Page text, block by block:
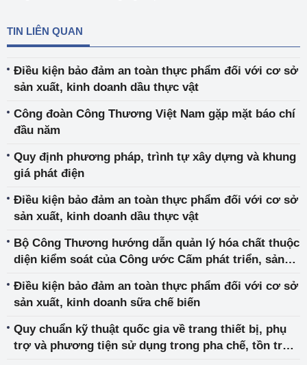
TIN LIÊN QUAN
Điều kiện bảo đảm an toàn thực phẩm đối với cơ sở
sản xuất, kinh doanh dầu thực vật
Công đoàn Công Thương Việt Nam gặp mặt báo chí
đầu năm
Quy định phương pháp, trình tự xây dựng và khung
giá phát điện
Điều kiện bảo đảm an toàn thực phẩm đối với cơ sở
sản xuất, kinh doanh dầu thực vật
Bộ Công Thương hướng dẫn quản lý hóa chất thuộc
diện kiểm soát của Công ước Cấm phát triển, sản
Điều kiện bảo đảm an toàn thực phẩm đối với cơ sở
sản xuất, kinh doanh sữa chế biến
Quy chuẩn kỹ thuật quốc gia về trang thiết bị, phụ
trợ và phương tiện sử dụng trong pha chế, tồn trữ